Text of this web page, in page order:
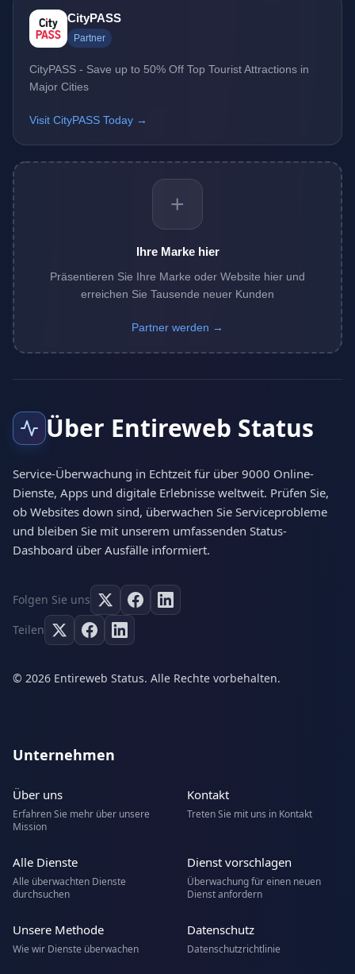
CityPASS
Partner
CityPASS - Save up to 50% Off Top Tourist Attractions in
Major Cities
Visit CityPASS Today →
+
Ihre Marke hier
Präsentieren Sie Ihre Marke oder Website hier und
erreichen Sie Tausende neuer Kunden
Partner werden →
Über Entireweb Status
Service-Überwachung in Echtzeit für über 9000 Online-
Dienste, Apps und digitale Erlebnisse weltweit. Prüfen Sie,
ob Websites down sind, überwachen Sie Serviceprobleme
und bleiben Sie mit unserem umfassenden Status-
Dashboard über Ausfälle informiert.
Folgen Sie uns
Teilen
© 2026 Entireweb Status. Alle Rechte vorbehalten.
Unternehmen
Über uns
Erfahren Sie mehr über unsere
Mission
Kontakt
Treten Sie mit uns in Kontakt
Alle Dienste
Alle überwachten Dienste
durchsuchen
Dienst vorschlagen
Überwachung für einen neuen
Dienst anfordern
Unsere Methode
Wie wir Dienste überwachen
Datenschutz
Datenschutzrichtlinie